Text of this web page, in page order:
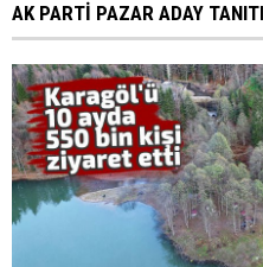
AK PARTİ PAZAR ADAY